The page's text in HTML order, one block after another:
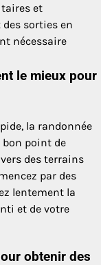
et
sorties en
nécessaire
le mieux pour
la randonnée
bon point de
des terrains
par des
lentement la
et de votre
obtenir des